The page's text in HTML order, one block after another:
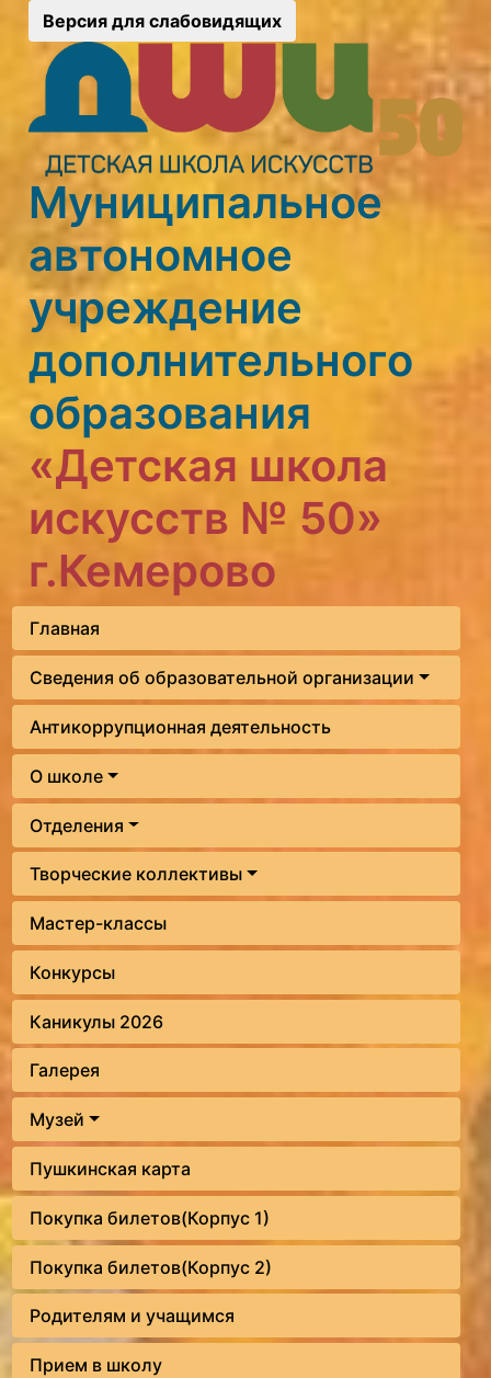
Версия для слабовидящих
Муниципальное
автономное
учреждение
дополнительного
образования
«Детская школа
искусств № 50»
г.Кемерово
Главная
Сведения об образовательной организации
Антикоррупционная деятельность
О школе
Отделения
Творческие коллективы
Мастер-классы
Конкурсы
Каникулы 2026
Галерея
Музей
Пушкинская карта
Покупка билетов(Корпус 1)
Покупка билетов(Корпус 2)
Родителям и учащимся
Прием в школу